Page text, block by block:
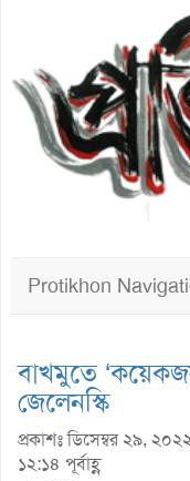
Protikhon
বাখমুতে
জেলেনস্কি
প্রকাশঃ ডিসেম্বর ২৯,
১২:১৪ পূর্বাহ্ণ